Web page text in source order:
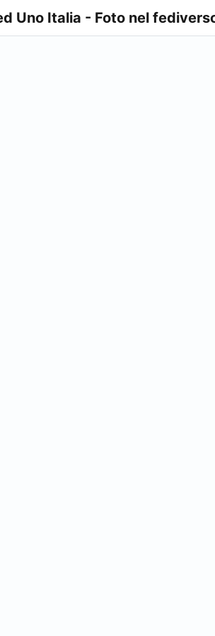
Uno Italia - Foto nel